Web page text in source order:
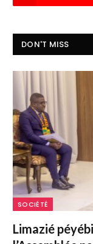
DON'T MISS
SOCIÉTÉ
Limazié